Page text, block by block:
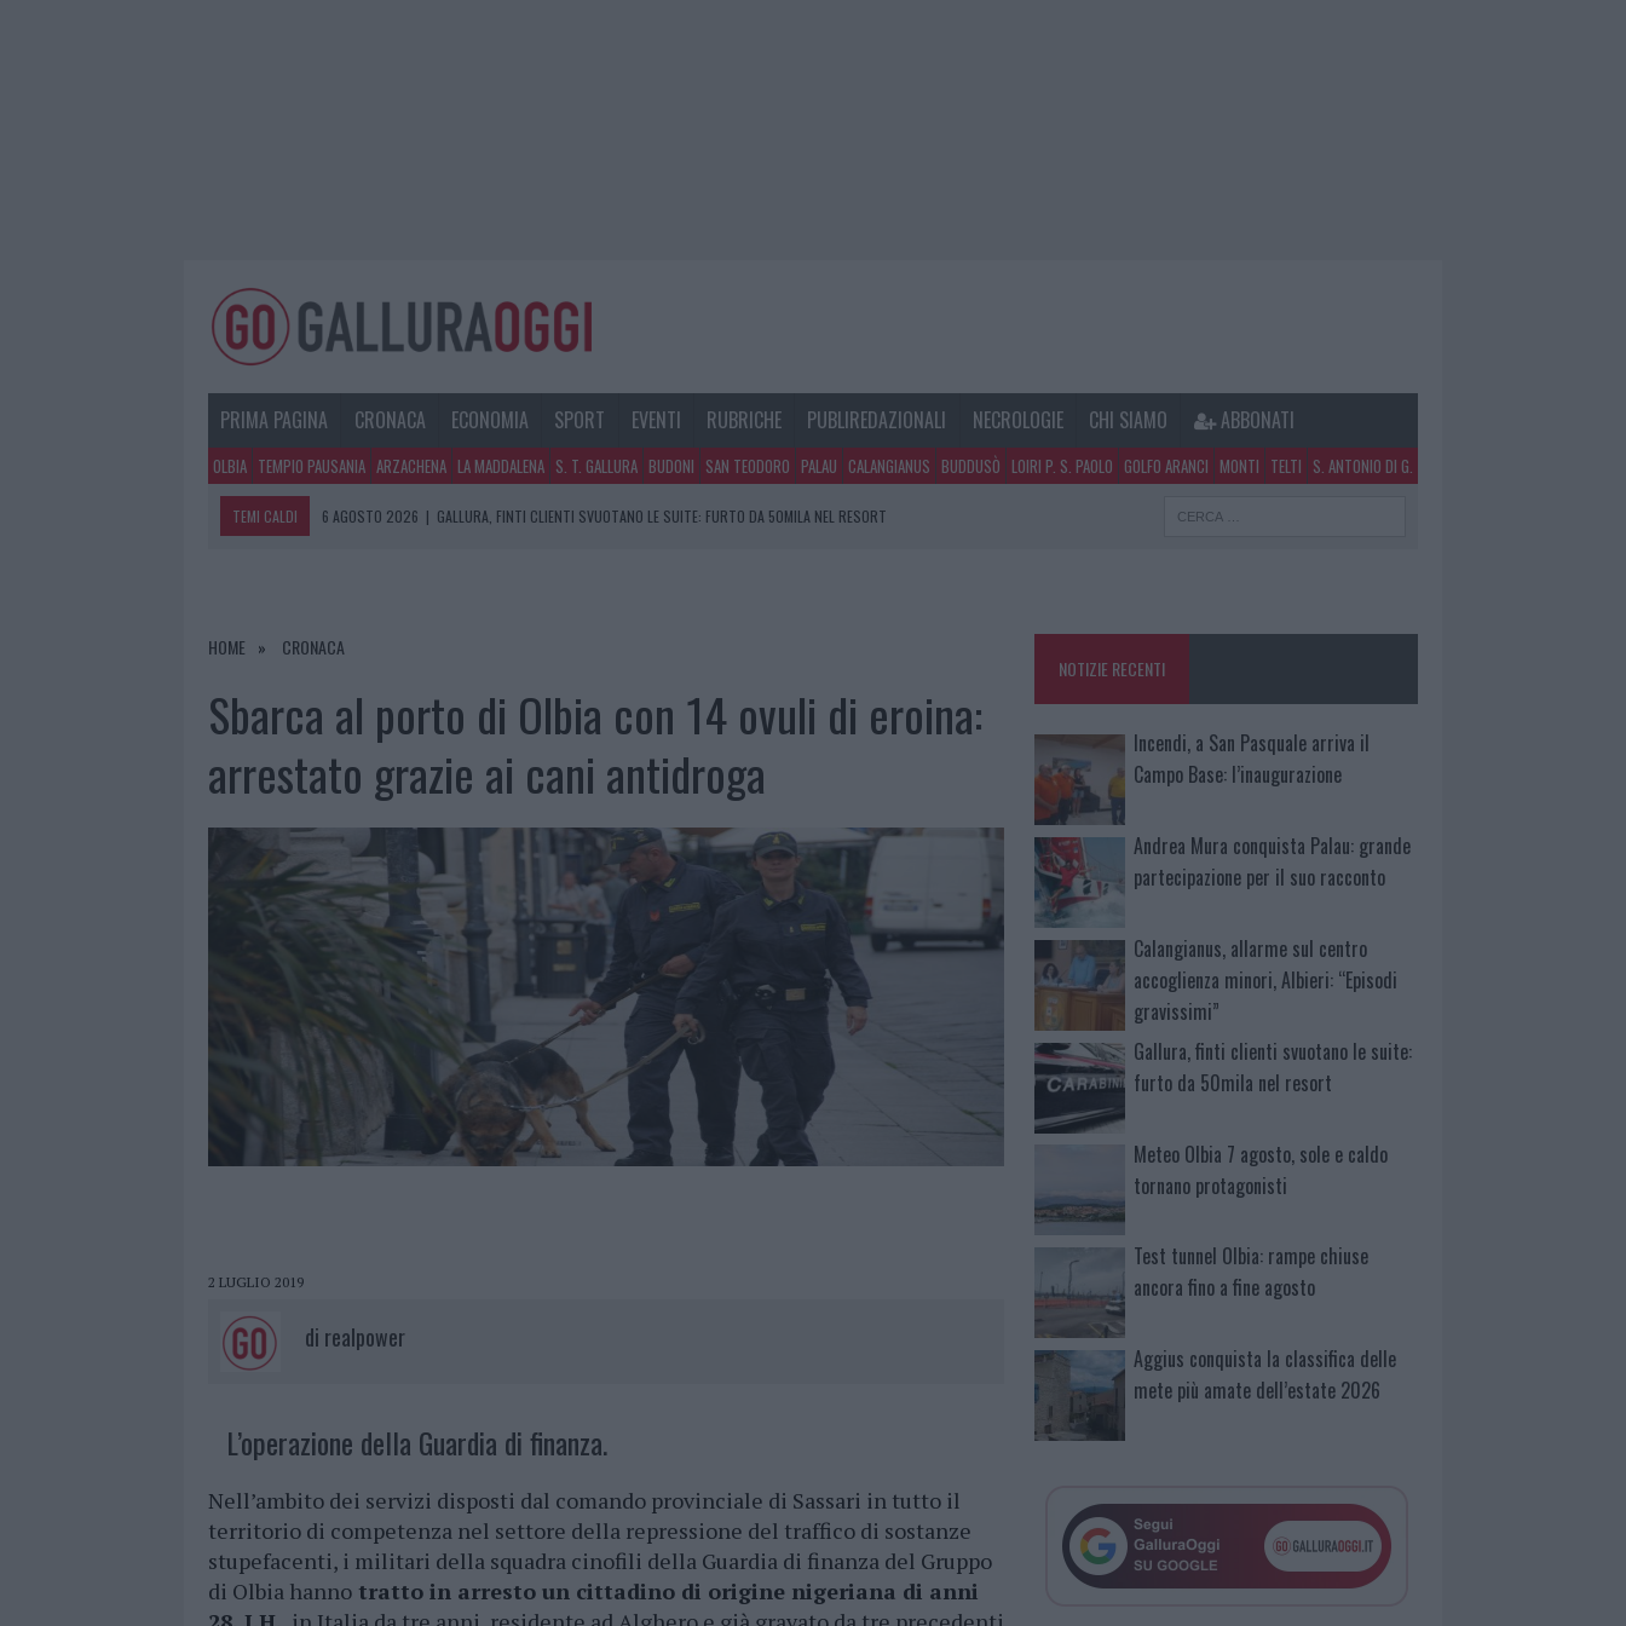
PRIMA PAGINA CRONACA ECONOMIA SPORT EVENTI RUBRICHE PUBLIREDAZIONALI NECROLOGIE CHI SIAMO ABBONATI
OLBIA TEMPIO PAUSANIA ARZACHENA LA MADDALENA S. T. GALLURA BUDONI SAN TEODORO PALAU CALANGIANUS BUDDUSÒ LOIRI P. S. PAOLO GOLFO ARANCI MONTI TELTI S. ANTONIO DI G.
TEMI CALDI 6 AGOSTO 2026 | GALLURA, FINTI CLIENTI SVUOTANO LE SUITE: FURTO DA 50MILA NEL RESORT
6 AGOSTO 2026
|
HOME CRONACA
Sbarca al porto di Olbia con 14 ovuli di eroina:
arrestato grazie ai cani antidroga
2 LUGLIO 2019
di realpower
L’operazione della Guardia di finanza.
Nell’ambito dei servizi disposti dal comando provinciale di Sassari in tutto il
territorio di competenza nel settore della repressione del traffico di sostanze
stupefacenti, i militari della squadra cinofili della Guardia di finanza del Gruppo
di Olbia hanno tratto in arresto un cittadino di origine nigeriana di anni
NOTIZIE RECENTI
Incendi, a San Pasquale arriva il
Campo Base: l’inaugurazione
Andrea Mura conquista Palau: grande
partecipazione per il suo racconto
Calangianus, allarme sul centro
accoglienza minori, Albieri: “Episodi
gravissimi”
Gallura, finti clienti svuotano le suite:
furto da 50mila nel resort
Meteo Olbia 7 agosto, sole e caldo
tornano protagonisti
Test tunnel Olbia: rampe chiuse
ancora fino a fine agosto
Aggius conquista la classifica delle
mete più amate dell’estate 2026